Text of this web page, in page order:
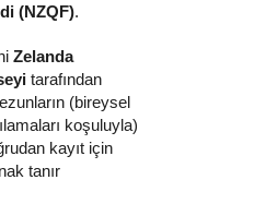
(NZQF).
Zelanda
tarafından
(bireysel
koşuluyla)
kayıt için
tanır